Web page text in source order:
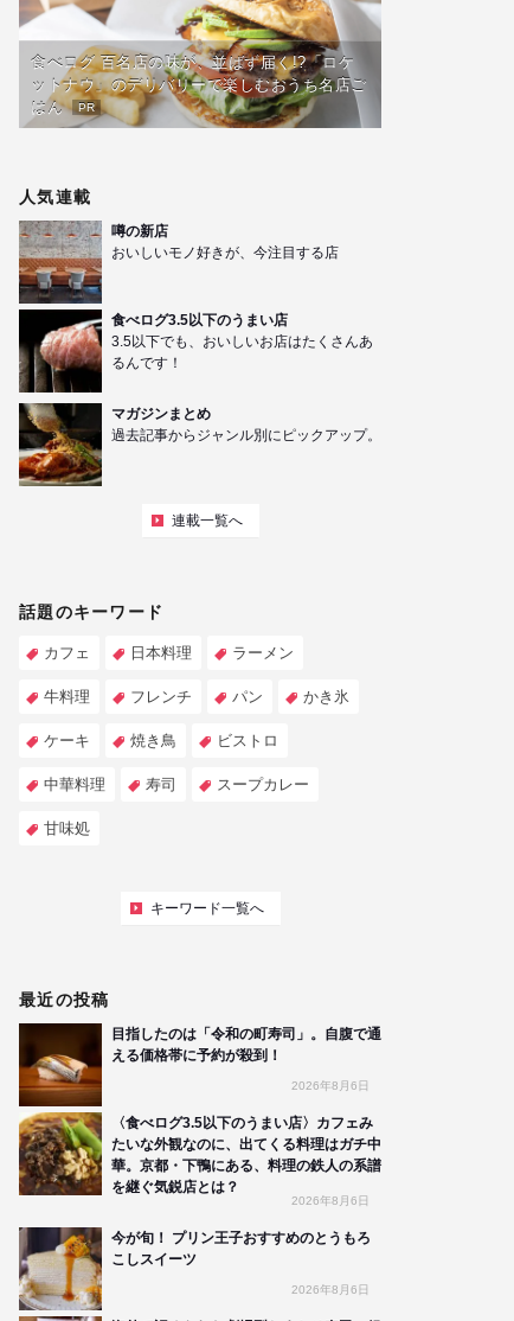
食べログ 百名店の味が、並ばず届く!?「ロケ
ットナウ」のデリバリーで楽しむおうち名店ご
はん
PR
人気連載
噂の新店
おいしいモノ好きが、今注目する店
食べログ3.5以下のうまい店
3.5以下でも、おいしいお店はたくさんあ
るんです！
マガジンまとめ
過去記事からジャンル別にピックアップ。
連載一覧へ
話題のキーワード
カフェ 日本料理 ラーメン
牛料理 フレンチ パン かき氷
ケーキ 焼き鳥 ビストロ
中華料理 寿司 スープカレー
甘味処
キーワード一覧へ
最近の投稿
目指したのは「令和の町寿司」。自腹で通
える価格帯に予約が殺到！
2026年8月6日
〈食べログ3.5以下のうまい店〉カフェみ
たいな外観なのに、出てくる料理はガチ中
華。京都・下鴨にある、料理の鉄人の系譜
を継ぐ気鋭店とは？
2026年8月6日
今が旬！ プリン王子おすすめのとうもろ
こしスイーツ
2026年8月6日